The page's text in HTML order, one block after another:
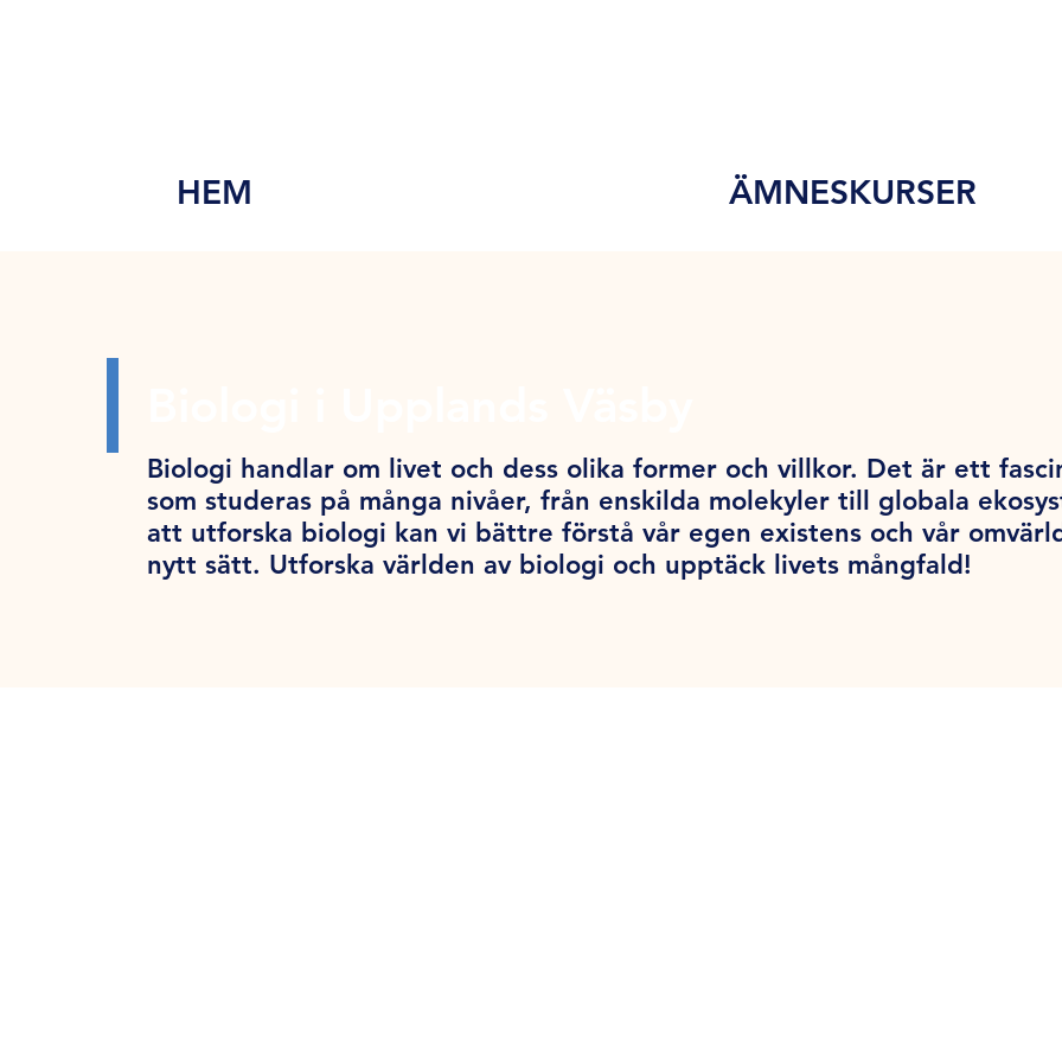
HEM ÄMNESKURSER
Biologi handlar om livet och dess olika former och villkor. Det är ett
som studeras på många nivåer, från enskilda molekyler till globala
att utforska biologi kan vi bättre förstå vår egen existens och vår
nytt sätt. Utforska världen av biologi och upptäck livets mångfald!